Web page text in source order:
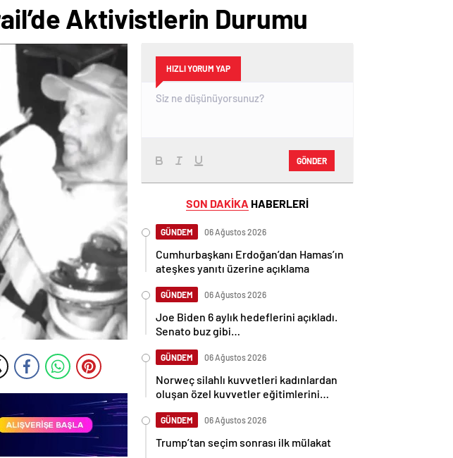
Aktivistlerin Durumu
HIZLI YORUM YAP
GÖNDER
SON DAKİKA HABERLERİ
GÜNDEM 06 Ağustos 2026
Cumhurbaşkanı Erdoğan’dan Hamas’ın
ateşkes yanıtı üzerine açıklama
GÜNDEM 06 Ağustos 2026
Joe Biden 6 aylık hedeflerini açıkladı.
Senato buz gibi…
GÜNDEM 06 Ağustos 2026
Norweç silahlı kuvvetleri kadınlardan
oluşan özel kuvvetler eğitimlerini
GÜNDEM 06 Ağustos 2026
Trump’tan seçim sonrası ilk mülakat